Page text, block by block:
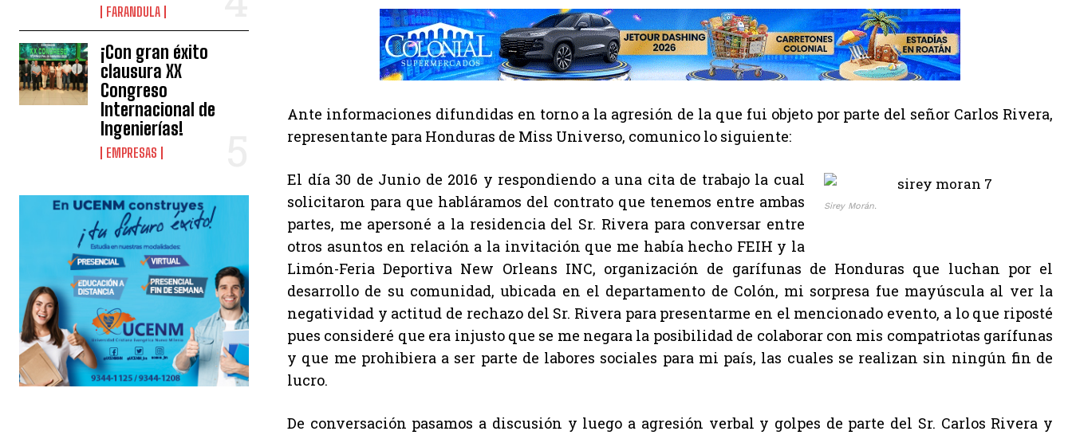
FARANDULA
¡Con gran éxito
clausura XX
Congreso
Internacional de
Ingenierías!
EMPRESAS
Ante informaciones difundidas en torno a la agresión de la que fui objeto por parte del señor Carlos Rivera,
representante para Honduras de Miss Universo, comunico lo siguiente:
Sirey Morán.
El día 30 de Junio de 2016 y respondiendo a una cita de trabajo la cual
solicitaron para que habláramos del contrato que tenemos entre ambas
partes, me apersoné a la residencia del Sr. Rivera para conversar entre
otros asuntos en relación a la invitación que me había hecho FEIH y la
Limón-Feria Deportiva New Orleans INC, organización de garífunas de Honduras que luchan por el
desarrollo de su comunidad, ubicada en el departamento de Colón, mi sorpresa fue mayúscula al ver la
negatividad y actitud de rechazo del Sr. Rivera para presentarme en el mencionado evento, a lo que riposté
pues consideré que era injusto que se me negara la posibilidad de colaborar con mis compatriotas garífunas
y que me prohibiera a ser parte de labores sociales para mi país, las cuales se realizan sin ningún fin de
lucro.
De conversación pasamos a discusión y luego a agresión verbal y golpes de parte del Sr. Carlos Rivera y